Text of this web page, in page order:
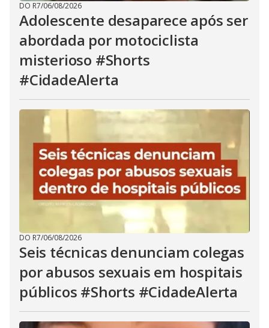
DO R7/06/08/2026
Adolescente desaparece após ser
abordada por motociclista
misterioso #Shorts
#CidadeAlerta
DO R7/06/08/2026
Seis técnicas denunciam colegas
por abusos sexuais em hospitais
públicos #Shorts #CidadeAlerta